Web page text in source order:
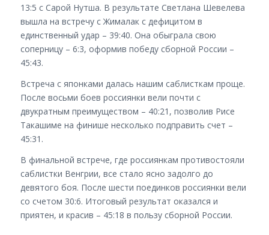
13:5 с Сарой Нутша. В результате Светлана Шевелева
вышла на встречу с Жималак с дефицитом в
единственный удар – 39:40. Она обыграла свою
соперницу – 6:3, оформив победу сборной России –
45:43.
Встреча с японками далась нашим саблисткам проще.
После восьми боев россиянки вели почти с
двукратным преимуществом – 40:21, позволив Рисе
Такашиме на финише несколько подправить счет –
45:31.
В финальной встрече, где россиянкам противостояли
саблистки Венгрии, все стало ясно задолго до
девятого боя. После шести поединков россиянки вели
со счетом 30:6. Итоговый результат оказался и
приятен, и красив – 45:18 в пользу сборной России.